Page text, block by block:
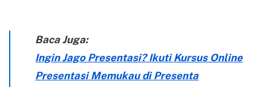
Baca Juga:
Ingin Jago Presentasi? Ikuti Kursus Online
Presentasi Memukau di Presenta